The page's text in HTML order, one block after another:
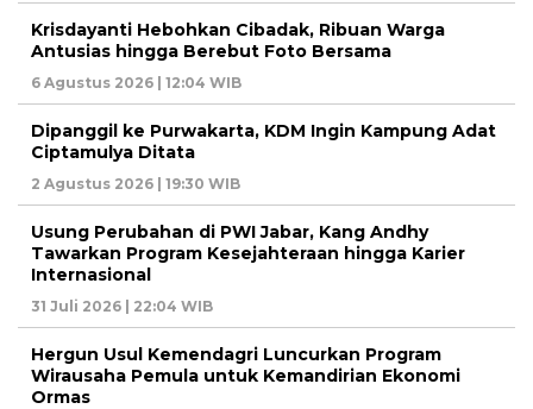
Krisdayanti Hebohkan Cibadak, Ribuan Warga
Antusias hingga Berebut Foto Bersama
6 Agustus 2026 | 12:04 WIB
Dipanggil ke Purwakarta, KDM Ingin Kampung Adat
Ciptamulya Ditata
2 Agustus 2026 | 19:30 WIB
Usung Perubahan di PWI Jabar, Kang Andhy
Tawarkan Program Kesejahteraan hingga Karier
Internasional
31 Juli 2026 | 22:04 WIB
Hergun Usul Kemendagri Luncurkan Program
Wirausaha Pemula untuk Kemandirian Ekonomi
Ormas